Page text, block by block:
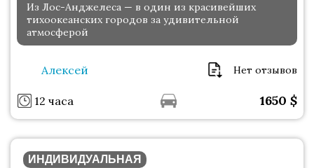
Из Лос-Анджелеса — в один из красивейших
тихоокеанских городов за удивительной
атмосферой
Алексей Нет отзывов
12 часа 1650 $
ИНДИВИДУАЛЬНАЯ